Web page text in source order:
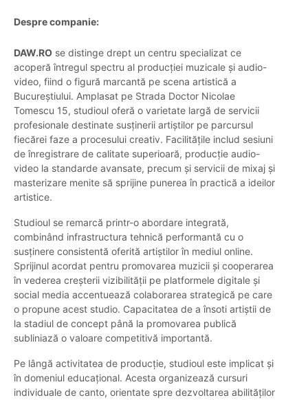
Despre companie:
DAW.RO se distinge drept un centru specializat ce
acoperă întregul spectru al producției muzicale și audio-
video, fiind o figură marcantă pe scena artistică a
Bucureștiului. Amplasat pe Strada Doctor Nicolae
Tomescu 15, studioul oferă o varietate largă de servicii
profesionale destinate susținerii artiștilor pe parcursul
fiecărei faze a procesului creativ. Facilitățile includ sesiuni
de înregistrare de calitate superioară, producție audio-
video la standarde avansate, precum și servicii de mixaj și
masterizare menite să sprijine punerea în practică a ideilor
artistice.
Studioul se remarcă printr-o abordare integrată,
combinând infrastructura tehnică performantă cu o
susținere consistentă oferită artiștilor în mediul online.
Sprijinul acordat pentru promovarea muzicii și cooperarea
în vederea creșterii vizibilității pe platformele digitale și
social media accentuează colaborarea strategică pe care
o propune acest studio. Capacitatea de a însoti artiștii de
la stadiul de concept până la promovarea publică
subliniază o valoare competitivă importantă.
Pe lângă activitatea de producție, studioul este implicat și
în domeniul educațional. Acesta organizează cursuri
individuale de canto, orientate spre dezvoltarea abilităților